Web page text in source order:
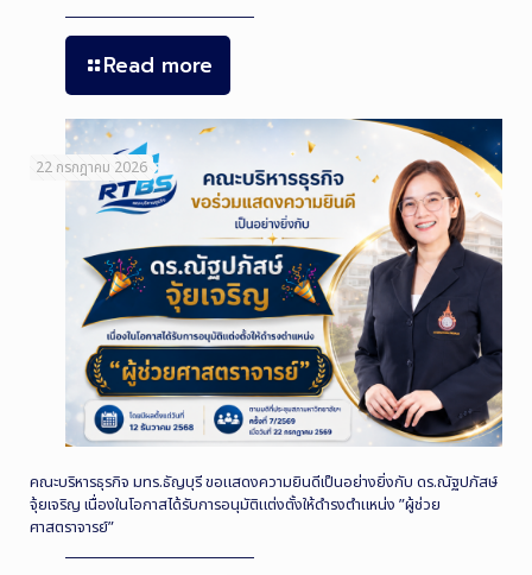
Read more
22 กรกฎาคม 2026
คณะบริหารธุรกิจ มทร.ธัญบุรี ขอแสดงความยินดีเป็นอย่างยิ่งกับ ดร.ณัฐปภัสษ์
จุ้ยเจริญ เนื่องในโอกาสได้รับการอนุมัติแต่งตั้งให้ดำรงตำแหน่ง ”ผู้ช่วย
ศาสตราจารย์”